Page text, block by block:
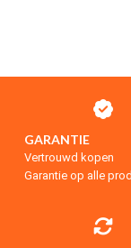
GARANTIE
Vertrouwd kopen
Garantie op alle